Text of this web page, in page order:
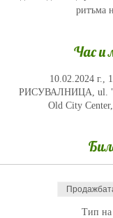
ритъма
Час и
10.02.2024 г.,
РИСУВАЛНИЦА, ul.
Old City
Тип на